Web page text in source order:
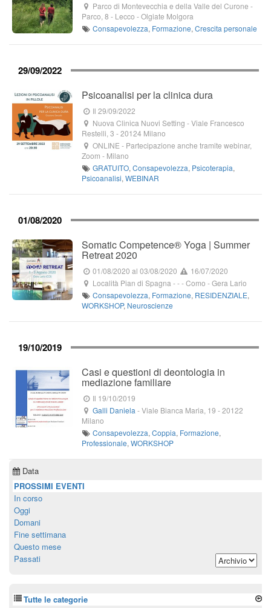
Parco di Montevecchia e della Valle del Curone -
Parco, 8 - Lecco -Olgiate Molgora
Consapevolezza, Formazione,Crescita personale
29/09/2022
Psicoanalisi per la clinica dura
Il 29/09/2022
Nuova Clinica Nuovi Setting -Viale Francesco
Restelli, 3 -20124 Milano
ONLINE - Partecipazione anche tramite webinar,
Zoom - Milano
GRATUITO,Consapevolezza, Psicoterapia,
Psicoanalisi, WEBINAR
01/08/2020
Somatic Competence® Yoga | Summer
Retreat 2020 ​
01/08/2020 al 03/08/2020
16/07/2020
Località Pian di Spagna --- Como -Gera Lario
Consapevolezza, Formazione, RESIDENZIALE,
WORKSHOP, Neuroscienze
19/10/2019
Casi e questioni di deontologia in
mediazione familiare
Il 19/10/2019
Galli Daniela -Viale Bianca Maria, 19 -20122
Milano
Consapevolezza,Coppia, Formazione,
Professionale, WORKSHOP
Data
PROSSIMI EVENTI
In corso
Oggi
Domani
Fine settimana
Questo mese
Passati
Tutte le categorie